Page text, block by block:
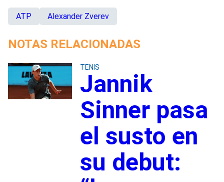
ATP Alexander Zverev
NOTAS RELACIONADAS
TENIS
Jannik
Sinner pasa
el susto en
su debut: